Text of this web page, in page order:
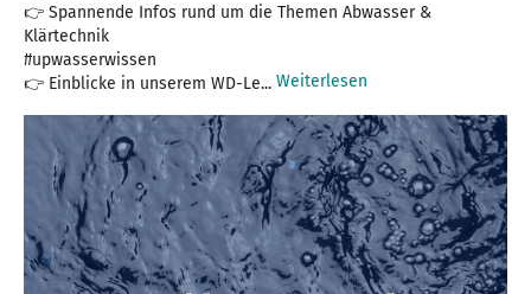
👉 Spannende Infos rund um die Themen Abwasser &
Klärtechnik
#upwasserwissen
👉 Einblicke in unserem WD-Le... Weiterlesen